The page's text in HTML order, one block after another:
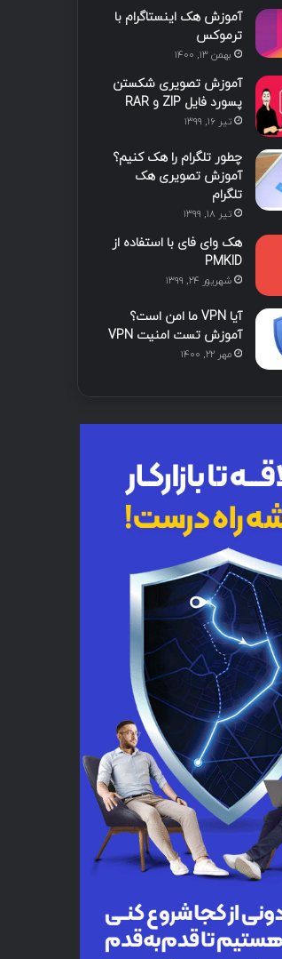
آموزش هک اینستاگرام با
ترموکس
بهمن ۱۳, ۱۴۰۰
آموزش تصویری شکستن
پسورد فایل ZIP و RAR
تیر ۱۶, ۱۳۹۹
چطور تلگرام را هک کنیم؟
آموزش تصویری هک
تلگرام
تیر ۱۸, ۱۳۹۹
هک وای فای با استفاده از
PMKID
شهریور ۲۴, ۱۳۹۹
آیا VPN ما امن است؟
آموزش تست امنیت VPN
مهر ۲۲, ۱۴۰۰